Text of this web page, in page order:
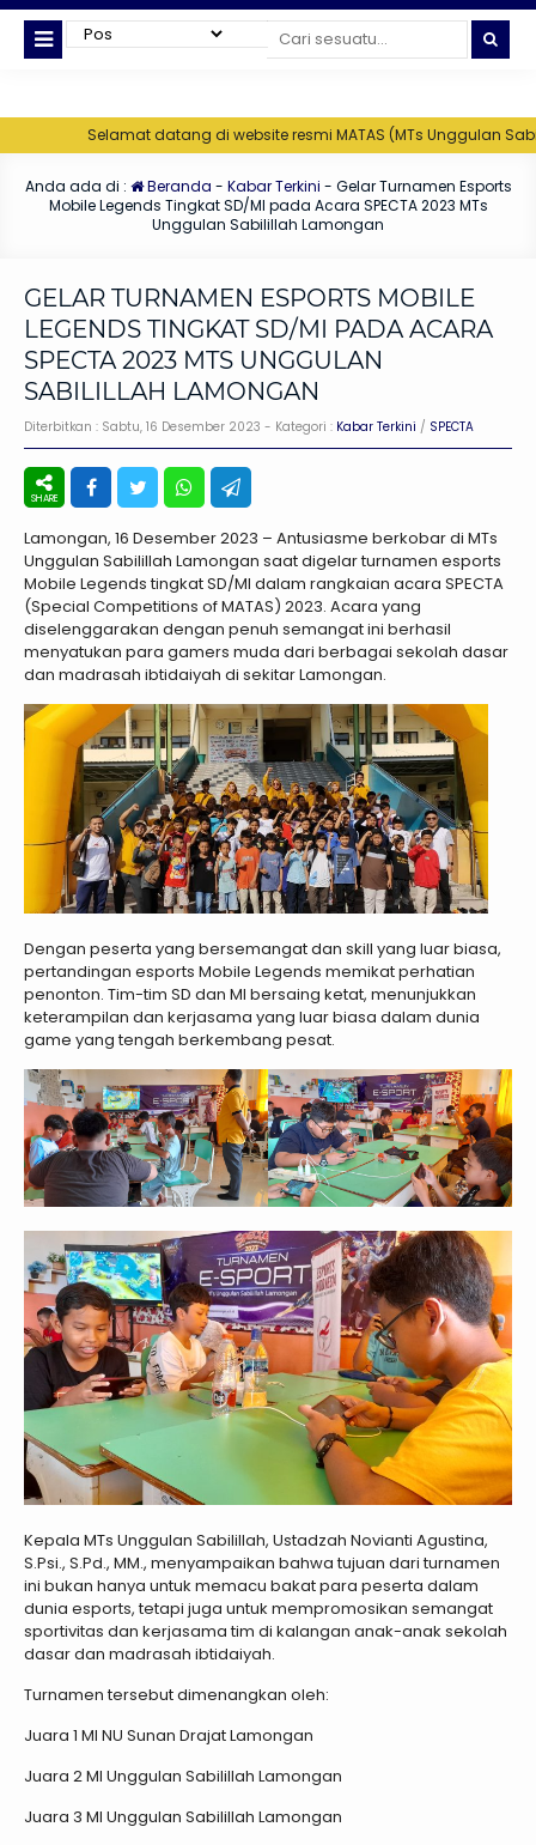
Selamat datang di website resmi MATAS (MTs Unggulan
Anda ada di : Beranda - Kabar Terkini - Gelar Turnamen Esports
Mobile Legends Tingkat SD/MI pada Acara SPECTA 2023 MTs
Unggulan Sabilillah Lamongan
GELAR TURNAMEN ESPORTS MOBILE
LEGENDS TINGKAT SD/MI PADA ACARA
SPECTA 2023 MTS UNGGULAN
SABILILLAH LAMONGAN
Diterbitkan : Sabtu, 16 Desember 2023 - Kategori : Kabar Terkini / SPECTA
Lamongan, 16 Desember 2023 – Antusiasme berkobar di MTs
Unggulan Sabilillah Lamongan saat digelar turnamen esports
Mobile Legends tingkat SD/MI dalam rangkaian acara SPECTA
(Special Competitions of MATAS) 2023. Acara yang
diselenggarakan dengan penuh semangat ini berhasil
menyatukan para gamers muda dari berbagai sekolah dasar
dan madrasah ibtidaiyah di sekitar Lamongan.
Dengan peserta yang bersemangat dan skill yang luar biasa,
pertandingan esports Mobile Legends memikat perhatian
penonton. Tim-tim SD dan MI bersaing ketat, menunjukkan
keterampilan dan kerjasama yang luar biasa dalam dunia
game yang tengah berkembang pesat.
Kepala MTs Unggulan Sabilillah, Ustadzah Novianti Agustina,
S.Psi., S.Pd., MM., menyampaikan bahwa tujuan dari turnamen
ini bukan hanya untuk memacu bakat para peserta dalam
dunia esports, tetapi juga untuk mempromosikan semangat
sportivitas dan kerjasama tim di kalangan anak-anak sekolah
dasar dan madrasah ibtidaiyah.
Turnamen tersebut dimenangkan oleh:
Juara 1 MI NU Sunan Drajat Lamongan
Juara 2 MI Unggulan Sabilillah Lamongan
Juara 3 MI Unggulan Sabilillah Lamongan